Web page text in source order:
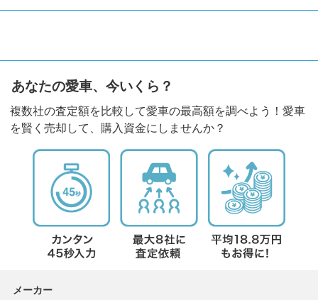
あなたの愛車、今いくら？
複数社の査定額を比較して愛車の最高額を調べよう！愛車
を賢く売却して、購入資金にしませんか？
メーカー